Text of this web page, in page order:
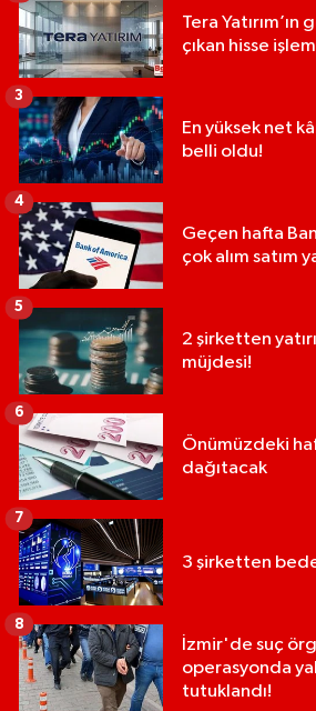
Tera
çıkan hisse
En yüksek net
belli oldu!
3
Geçen hafta
çok alım satım
4
2 şirketten
müjdesi!
5
Önümüzdeki
dağıtacak
6
3 şirketten
7
İzmir'de suç
operasyonda
tutuklandı!
8